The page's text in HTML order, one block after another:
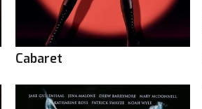
Cabaret